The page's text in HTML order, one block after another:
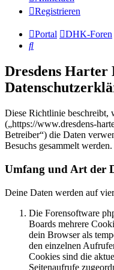
Registrieren
Portal
DHK-Foren
Suche
Dresdens Harter
Diese Richtlinie beschreibt,
(„https://www.dresdens-
Betreiber“) die Daten
Besuchs gesammelt werden.
Umfang und Art der
Deine Daten werden auf
Die Forensoftware
Boards mehrere
dein Browser als
den einzelnen
Cookies sind die
Seitenaufrufe